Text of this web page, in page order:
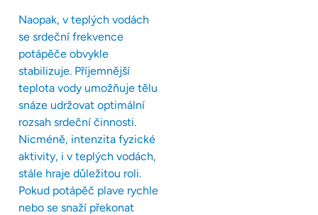
Naopak, v teplých vodách
se srdeční frekvence
potápěče obvykle
stabilizuje. Příjemnější
teplota vody umožňuje tělu
snáze udržovat optimální
rozsah srdeční činnosti.
Nicméně, intenzita fyzické
aktivity, i v teplých vodách,
stále hraje důležitou roli.
Pokud potápěč plave rychle
nebo se snaží překonat